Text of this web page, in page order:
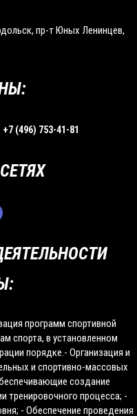
программ спортивной
спорта, в установленном
порядке.- Организация и
и спортивно-массовых
создание
тренировочного процесса; -
- Обеспечение проведения
пр-т Юных Ленинцев,
+7 (496) 753-41-81